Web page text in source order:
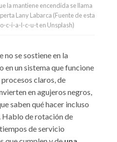
la mantiene encendida se llama
Lany Labarca (Fuente de esta
c-i-a-l-c-u-t en Unsplash)
se sostiene en la
en un sistema que funcione
claros, de
en agujeros negros,
saben qué hacer incluso
Hablo de rotación de
de servicio